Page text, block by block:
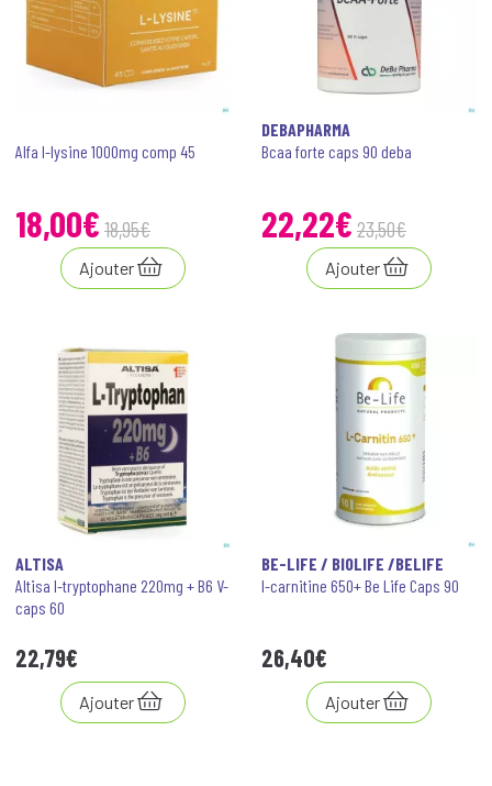
Alfa l-lysine 1000mg comp 45
18,00€ 18,95€
Ajouter
DEBAPHARMA
Bcaa forte caps 90 deba
22,22€ 23,50€
Ajouter
ALTISA
Altisa l-tryptophane 220mg + B6 V-
caps 60
22,79€
Ajouter
BE-LIFE / BIOLIFE /BELIFE
l-carnitine 650+ Be Life Caps 90
26,40€
Ajouter